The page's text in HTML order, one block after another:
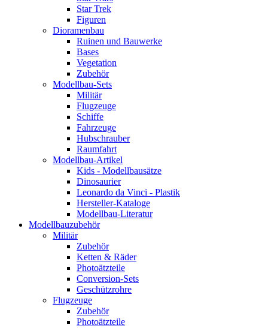
Star Trek
Figuren
Dioramenbau
Ruinen und Bauwerke
Bases
Vegetation
Zubehör
Modellbau-Sets
Militär
Flugzeuge
Schiffe
Fahrzeuge
Hubschrauber
Raumfahrt
Modellbau-Artikel
Kids - Modellbausätze
Dinosaurier
Leonardo da Vinci - Plastik
Hersteller-Kataloge
Modellbau-Literatur
Modellbauzubehör
Militär
Zubehör
Ketten & Räder
Photoätzteile
Conversion-Sets
Geschützrohre
Flugzeuge
Zubehör
Photoätzteile